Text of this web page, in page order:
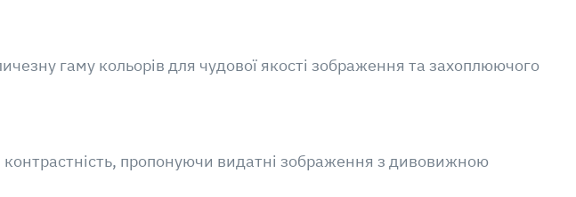
гаму кольорів для чудової якості зображення та захоплюючого
пропонуючи видатні зображення з дивовижною